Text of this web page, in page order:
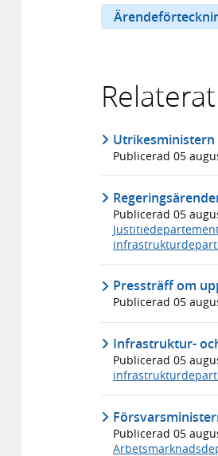
Relaterat
Publicerad 05
Publicerad 05
Pressträff om
Publicerad 05
Infrastruktur-
Publicerad 05
Publicerad 05